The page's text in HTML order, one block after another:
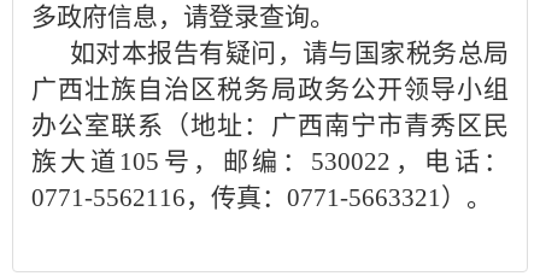
多政府信息，请登录查询。
如对本报告有疑问，请与国家税务总局
广西壮族自治区税务局政务公开领导小组
办公室联系（地址：广西南宁市青秀区 民
族大道105号 ，邮编：530022，电话：
0771-5562116，传真：0771-5663321）。